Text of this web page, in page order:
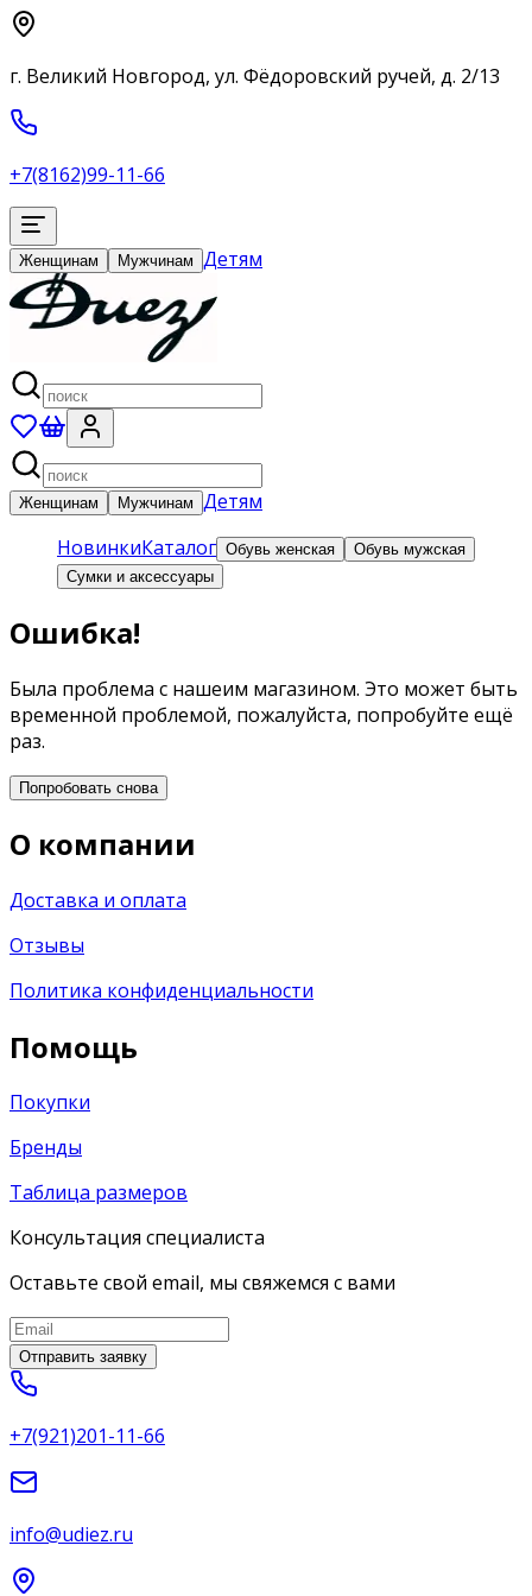
г. Великий Новгород, ул. Фёдоровский ручей, д. 2/13
+7(8162)99-11-66
Женщинам Мужчинам Детям
Женщинам Мужчинам Детям
НовинкиКаталог Обувь женская
Обувь мужская
Сумки и аксессуары
Ошибка!
Была проблема с нашеим магазином. Это может быть
временной проблемой, пожалуйста, попробуйте ещё
раз.
Попробовать снова
О компании
Доставка и оплата
Отзывы
Политика конфиденциальности
Помощь
Покупки
Бренды
Таблица размеров
Консультация специалиста
Оставьте свой email, мы свяжемся с вами
Отправить заявку
+7(921)201-11-66
info@udiez.ru